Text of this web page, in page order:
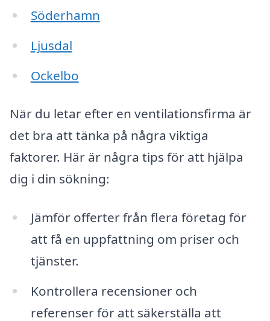
Söderhamn
Ljusdal
Ockelbo
När du letar efter en ventilationsfirma är
det bra att tänka på några viktiga
faktorer. Här är några tips för att hjälpa
dig i din sökning:
Jämför offerter från flera företag för
att få en uppfattning om priser och
tjänster.
Kontrollera recensioner och
referenser för att säkerställa att